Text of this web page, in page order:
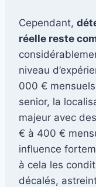
Cependant,
réelle reste
niveau
000 €
senior, la
majeur avec
€ à 400 €
influence
à cela les
décalés,